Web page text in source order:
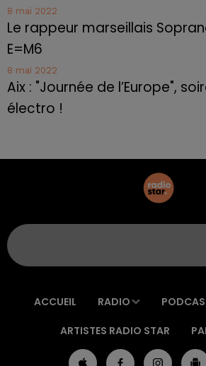
8 mai 2022
Le rappeur marseillais
E=M6
8 mai 2022
Aix : "Journée de l’Europe",
électro !
ACCUEIL RADIO
ARTISTES RADIO STAR